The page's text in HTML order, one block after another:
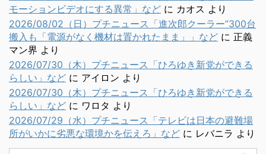
モーションビデオにする異常」など に カオス より
2026/08/02（日）プチニュース「進次郎クーラー”300台
搬入も「電源がなく機材は置かれたまま」」など に 正義
マン界 より
2026/07/30（木）プチニュース「ひろゆき新党ができる
らしい」など に アイロン より
2026/07/30（木）プチニュース「ひろゆき新党ができる
らしい」など に ワロタ より
2026/07/29（水）プチニュース「テレビは日本の避難場
所がいかに劣悪な環境かを伝えろ」など に レバニラ より